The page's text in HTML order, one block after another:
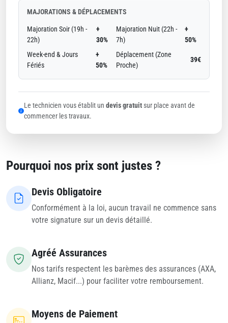
MAJORATIONS & DÉPLACEMENTS
Majoration Soir (19h -
22h)
+
30%
Majoration Nuit (22h -
7h)
+
50%
Week-end & Jours
Fériés
+
50%
Déplacement (Zone
Proche)
39€
Le technicien vous établit un devis gratuitsur place avant de
commencer les travaux.
Pourquoi nos prix sont justes ?
Devis Obligatoire
Conformément à la loi, aucun travail ne commence sans
votre signature sur un devis détaillé.
Agréé Assurances
Nos tarifs respectent les barèmes des assurances (AXA,
Allianz, Macif...) pour faciliter votre remboursement.
Moyens de Paiement